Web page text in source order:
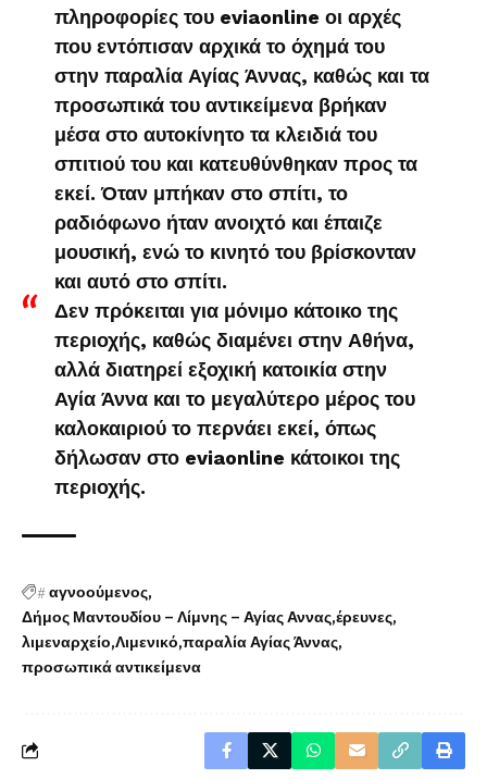
πληροφορίες του eviaonline οι αρχές
που εντόπισαν αρχικά το όχημά του
στην παραλία Αγίας Άννας, καθώς και τα
προσωπικά του αντικείμενα βρήκαν
μέσα στο αυτοκίνητο τα κλειδιά του
σπιτιού του και κατευθύνθηκαν προς τα
εκεί. Όταν μπήκαν στο σπίτι, το
ραδιόφωνο ήταν ανοιχτό και έπαιζε
μουσική, ενώ το κινητό του βρίσκονταν
και αυτό στο σπίτι.
Δεν πρόκειται για μόνιμο κάτοικο της
περιοχής, καθώς διαμένει στην Αθήνα,
αλλά διατηρεί εξοχική κατοικία στην
Αγία Άννα και το μεγαλύτερο μέρος του
καλοκαιριού το περνάει εκεί, όπως
δήλωσαν στο eviaonline κάτοικοι της
περιοχής.
#αγνοούμενος
Δήμος Μαντουδίου – Λίμνης – Αγίας Αννας έρευνες
λιμεναρχείο Λιμενικό παραλία Αγίας Άννας
προσωπικά αντικείμενα